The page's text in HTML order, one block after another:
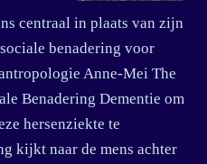
centraal in plaats van zijn
benadering voor
Anne-Mei The
Benadering Dementie om
hersenziekte te
kijkt naar de mens achter